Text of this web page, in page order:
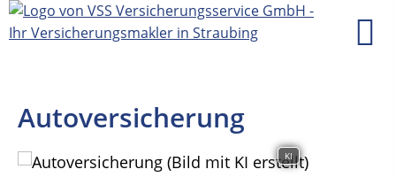
Autoversicherung
KI